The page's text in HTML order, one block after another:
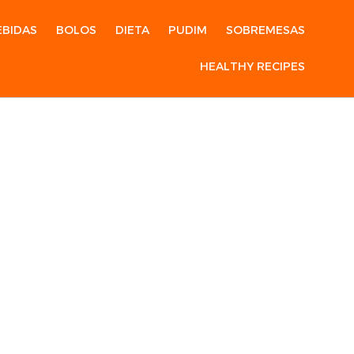
BOLOS DIETA PUDIM SOBREMESAS
HEALTHY RECIPES